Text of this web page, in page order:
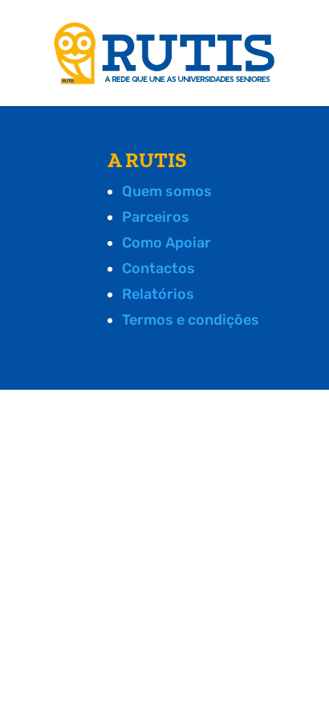
A RUTIS
Quem somos
Parceiros
Como Apoiar
Contactos
Relatórios
Termos e condições